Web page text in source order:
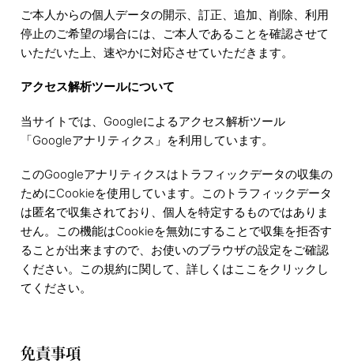
ご本人からの個人データの開示、訂正、追加、削除、利用
停止のご希望の場合には、ご本人であることを確認させて
いただいた上、速やかに対応させていただきます。
アクセス解析ツールについて
当サイトでは、Googleによるアクセス解析ツール
「Googleアナリティクス」を利用しています。
このGoogleアナリティクスはトラフィックデータの収集の
ためにCookieを使用しています。このトラフィックデータ
は匿名で収集されており、個人を特定するものではありま
せん。この機能はCookieを無効にすることで収集を拒否す
ることが出来ますので、お使いのブラウザの設定をご確認
ください。この規約に関して、詳しくはここをクリックし
てください。
免責事項